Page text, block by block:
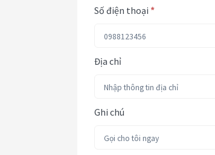
Số điện thoại *
Địa chỉ
Ghi chú